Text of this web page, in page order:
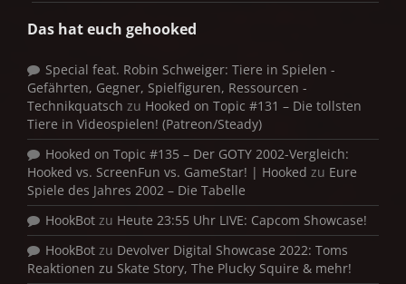
Das hat euch gehooked
Special feat. Robin Schweiger: Tiere in Spielen -
Gefährten, Gegner, Spielfiguren, Ressourcen -
Technikquatsch zu Hooked on Topic #131 – Die tollsten
Tiere in Videospielen! (Patreon/Steady)
Hooked on Topic #135 – Der GOTY 2002-Vergleich:
Hooked vs. ScreenFun vs. GameStar! | Hooked zu Eure
Spiele des Jahres 2002 – Die Tabelle
HookBot zu Heute 23:55 Uhr LIVE: Capcom Showcase!
HookBot zu Devolver Digital Showcase 2022: Toms
Reaktionen zu Skate Story, The Plucky Squire & mehr!